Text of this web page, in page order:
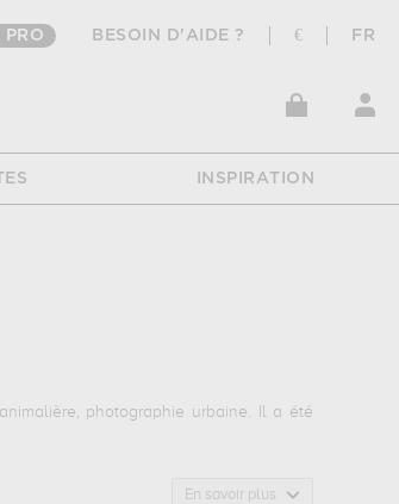
PRO BESOIN D'AIDE ? € FR
INSPIRATION
photographie urbaine. Il a été
En savoir plus